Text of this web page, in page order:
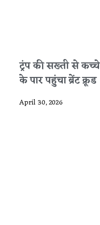
ट्रंप की सख्ती से
के पार पहुंचा ब्रेंट क्रूड
April 30, 2026